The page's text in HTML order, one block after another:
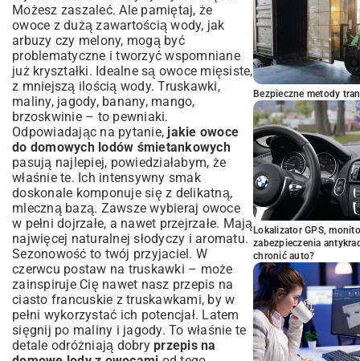
Możesz zaszaleć. Ale pamiętaj, że
owoce z dużą zawartością wody, jak
arbuzy czy melony, mogą być
problematyczne i tworzyć wspomniane
już kryształki. Idealne są owoce mięsiste,
z mniejszą ilością wody. Truskawki,
maliny, jagody, banany, mango,
brzoskwinie – to pewniaki.
Odpowiadając na pytanie, jakie owoce
do domowych lodów śmietankowych
pasują najlepiej, powiedziałabym, że
właśnie te. Ich intensywny smak
doskonale komponuje się z delikatną,
mleczną bazą. Zawsze wybieraj owoce
w pełni dojrzałe, a nawet przejrzałe. Mają
najwięcej naturalnej słodyczy i aromatu.
Sezonowość to twój przyjaciel. W
czerwcu postaw na truskawki – może
zainspiruje Cię nawet nasz przepis na
ciasto francuskie z truskawkami, by w
pełni wykorzystać ich potencjał. Latem
sięgnij po maliny i jagody. To właśnie te
detale odróżniają dobry przepis na
Bezpieczne metody
Lokalizator GPS,
zabezpieczenia
chronić auto?